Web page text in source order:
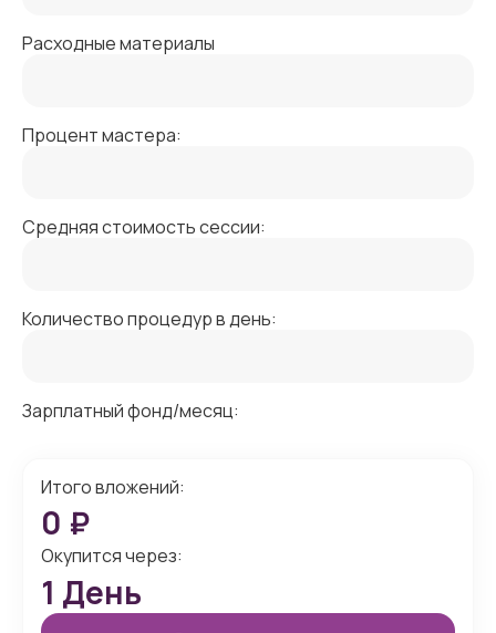
Расходные материалы
Процент мастера:
Средняя стоимость сессии:
Количество процедур в день:
Зарплатный фонд/месяц:
Итого вложений:
0 ₽
Окупится через:
1 День